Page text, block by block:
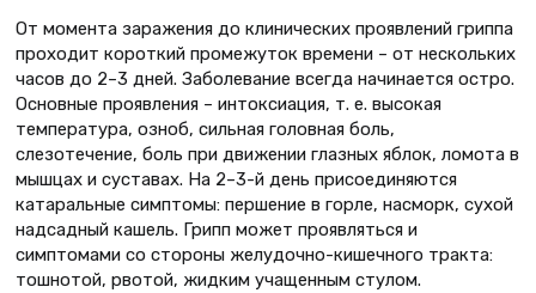
От момента заражения до клинических проявлений гриппа
проходит короткий промежуток времени – от нескольких
часов до 2–3 дней. Заболевание всегда начинается остро.
Основные проявления – интоксиация, т. е. высокая
температура, озноб, сильная головная боль,
слезотечение, боль при движении глазных яблок, ломота в
мышцах и суставах. На 2–3-й день присоединяются
катаральные симптомы: першение в горле, насморк, сухой
надсадный кашель. Грипп может проявляться и
симптомами со стороны желудочно-кишечного тракта:
тошнотой, рвотой, жидким учащенным стулом.